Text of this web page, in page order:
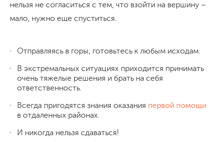
нельзя не согласиться с тем, что взойти на вершину –
мало, нужно еще спуститься.
Отправляясь в горы, готовьтесь к любым исходам.
В экстремальных ситуациях приходится принимать
очень тяжелые решения и брать на себя
ответственность.
Всегда пригодятся знания оказания первой помощи
в отдаленных районах.
И никогда нельзя сдаваться!